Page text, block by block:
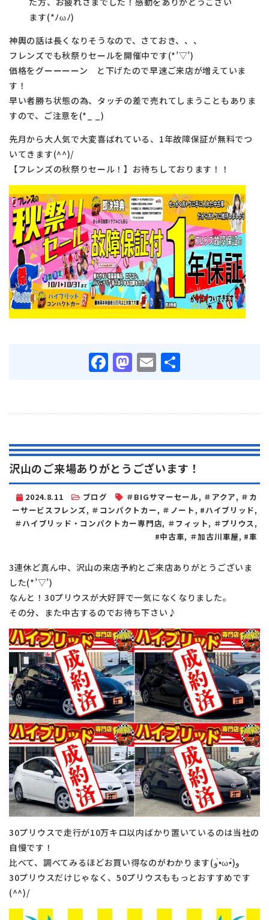
ます(*ﾉωﾉ)
神輿の話は長くなりそうなので、さておき、、、
フレンズでも秋祭りセールを開催中です(*’▽’)
価格をグーーーーン と下げたので早速ご来店が増えていま
す！
早い者勝ち状態の為、タッチの差で売れてしまうこともありま
すので、ご注意を(*_ _)
先月から大人気で大変喜ばれている、1年故障保証が無料でつ
いてきます(^^)/
【フレンズの秋祭りセール！】お待ちしております！！
Facebook
Mastodon
Email
沢山のご来場ありがとうございます！
2024.8.11 ブログ ＃BIGサマーセール, ＃アクア, ＃カ
ーサービスフレンズ, ＃コンパクトカー, ＃ノート , #ハイブリッド,
＃ハイブリッド・コンパクトカー専門店, ＃フィット, ＃プリウス,
#中古車, ＃加古川車屋, #車
3連休ど真ん中、沢山の来店予約とご来店ありがとうございま
した(*’▽’)
なんと！30プリウスが大好評で一気になくなりました。
その分、また中古するのでお待ち下さい♪
30プリウスで走行が10万キロ以内ばかり置いているのは当社の
自慢です！
比べて、調べてみるほどお買い得なのがわかります(و•̀ω•́)و
30プリウスだけじゃなく、50プリウスももっとおすすめです
(^^)/